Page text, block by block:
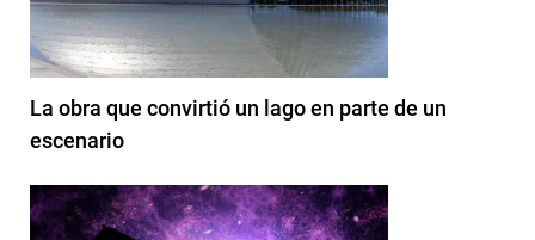
La obra que convirtió un lago en parte de un
escenario